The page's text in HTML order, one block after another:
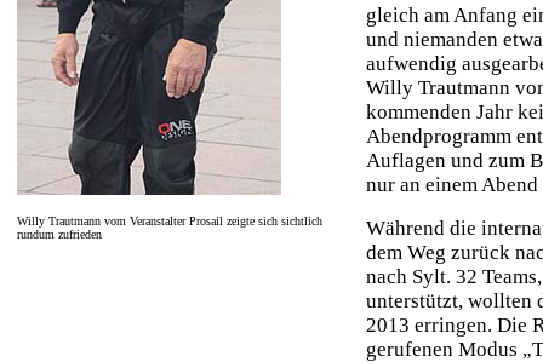
Willy Trautmann vom Veranstalter Prosail zeigte sich sichtlich
rundum zufrieden
gleich am Anfang
und niemanden
aufwendig
Willy Trautmann
kommenden Jahr
Abendprogramm
Auflagen und zum
nur an einem
Während die
dem Weg zurück
nach Sylt. 32
unterstützt, wollten
2013 erringen. Die
gerufenen Modus